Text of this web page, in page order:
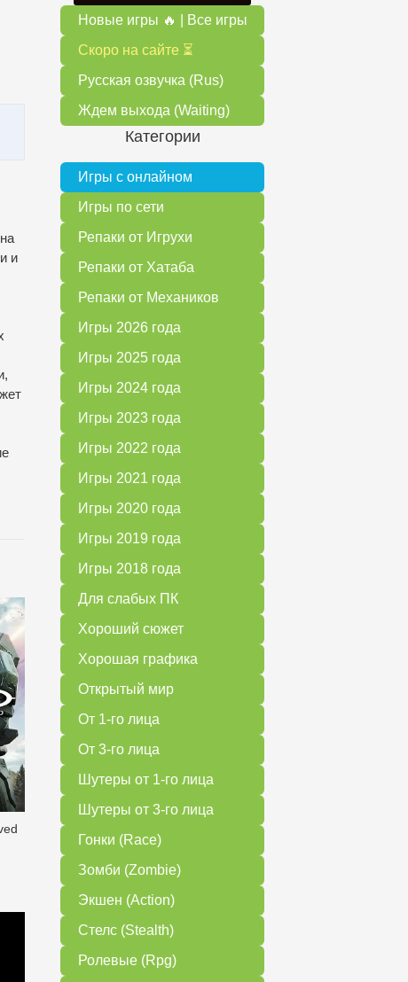
и
Новые игры 🔥 | Все игры
Скоро на сайте ⏳
Русская озвучка (Rus)
Ждем выхода (Waiting)
Категории
Игры с онлайном
Игры по сети
Репаки от Игрухи
Репаки от Хатаба
Репаки от Механиков
Игры 2026 года
Игры 2025 года
Игры 2024 года
Игры 2023 года
Игры 2022 года
Игры 2021 года
Игры 2020 года
Игры 2019 года
Игры 2018 года
Для слабых ПК
Хороший сюжет
Хорошая графика
Открытый мир
От 1-го лица
От 3-го лица
Шутеры от 1-го лица
Шутеры от 3-го лица
Гонки (Race)
Зомби (Zombie)
Экшен (Action)
Стелс (Stealth)
Ролевые (Rpg)